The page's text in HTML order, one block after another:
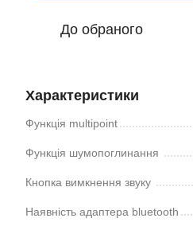
До обраного
Характеристики
Функція multipoint
Функція шумопоглинання
Кнопка вимкнення звуку
Наявність адаптера bluetooth